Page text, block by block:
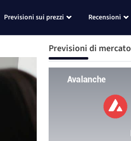
Previsioni sui prezzi Recensioni
Previsioni di mercato